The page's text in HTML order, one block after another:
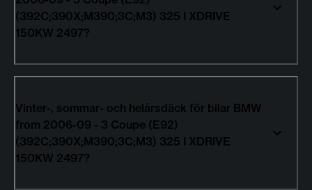
(392C;390X;M390;3C;M3) 325 I XDRIVE
150KW 2497?
Vinter-, sommar- och helårsdäck för bilar BMW
from 2006-09 - 3 Coupe (E92)
(392C;390X;M390;3C;M3) 325 I XDRIVE
150KW 2497?